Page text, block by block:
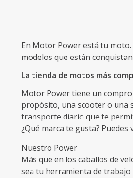
En Motor Power está tu
modelos que están
La tienda de motos más
Motor Power tiene un
propósito, una scooter o una
transporte diario que te
¿Qué marca te gusta?
Nuestro Power
Más que en los caballos de
sea tu herramienta de trabajo